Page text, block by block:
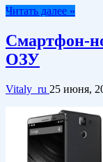
Читать далее »
Смартфон-
ОЗУ
Vitaly_ru 25 июня,